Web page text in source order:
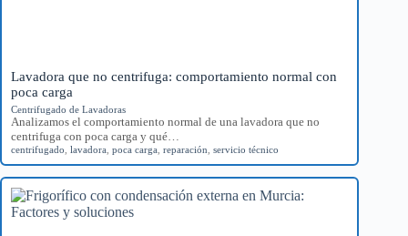
Lavadora que no centrifuga: comportamiento normal con
poca carga
Centrifugado de Lavadoras
Analizamos el comportamiento normal de una lavadora que no
centrifuga con poca carga y qué…
centrifugado lavadora poca carga reparación servicio técnico